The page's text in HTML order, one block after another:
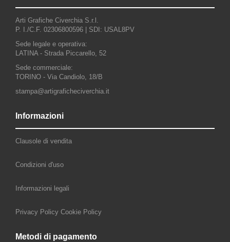
Arti Grafiche Civerchia S.r.l.
P. I./C.F. 02306800596 | SDI: USAL8PV
Sede legale e operativa:
LATINA - Strada Piccarello, 52
Sede commerciale:
TORINO - Via Candiolo, 18/B
stampa@artigraficheciverchia.it
Informazioni
Clausole di vendita
Condizioni d'uso
Informazioni legali
Privacy Policy Cookie Policy
Metodi di pagamento